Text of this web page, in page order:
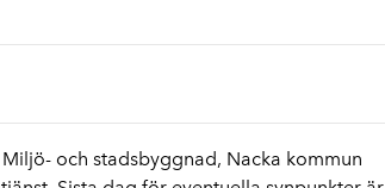
och stadsbyggnad, Nacka kommun